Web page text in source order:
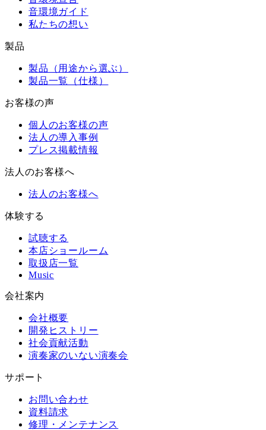
音環境ガイド
私たちの想い
製品
製品（用途から選ぶ）
製品一覧（仕様）
お客様の声
個人のお客様の声
法人の導入事例
プレス掲載情報
法人のお客様へ
法人のお客様へ
体験する
試聴する
本店ショールーム
取扱店一覧
Music
会社案内
会社概要
開発ヒストリー
社会貢献活動
演奏家のいない演奏会
サポート
お問い合わせ
資料請求
修理・メンテナンス